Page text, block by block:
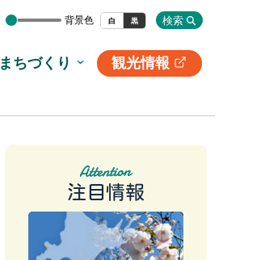
背景色 白 黒 検索
まちづくり
観光情報
別
ト
注目情報